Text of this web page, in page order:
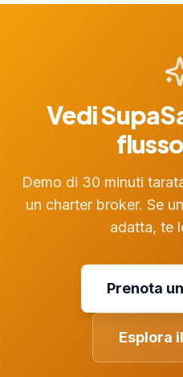
Vedi
Demo di 30 minuti
un charter broker. Se
adatta, te
Prenota
Esplora